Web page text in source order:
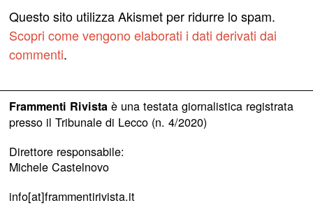
Questo sito utilizza Akismet per ridurre lo spam.
Scopri come vengono elaborati i dati derivati dai
commenti.
Frammenti Rivistaè una testata giornalistica registrata
presso il Tribunale di Lecco (n. 4/2020)
Direttore responsabile:
Michele Castelnovo
info[at]frammentirivista.it